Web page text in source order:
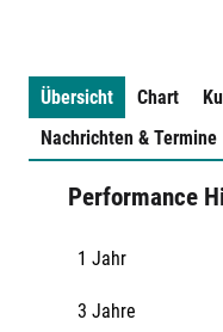
Übersicht Chart
Nachrichten & Termine
Performance
1 Jahr
3 Jahre